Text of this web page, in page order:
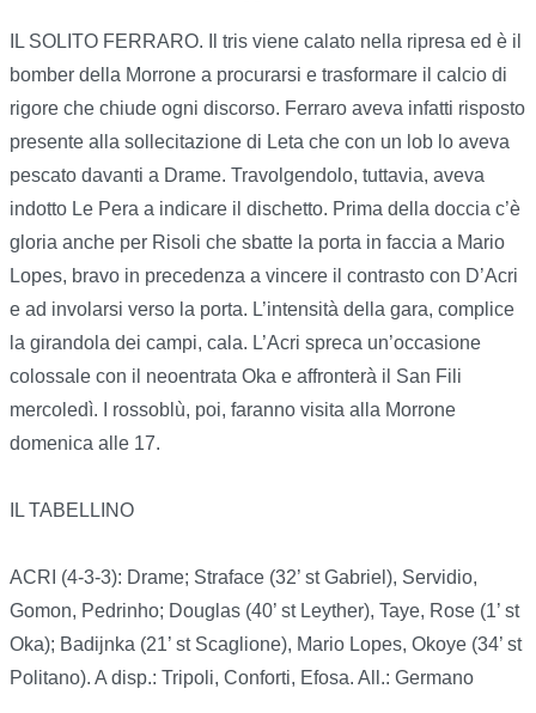
IL SOLITO FERRARO. Il tris viene calato nella ripresa ed è il
bomber della Morrone a procurarsi e trasformare il calcio di
rigore che chiude ogni discorso. Ferraro aveva infatti risposto
presente alla sollecitazione di Leta che con un lob lo aveva
pescato davanti a Drame. Travolgendolo, tuttavia, aveva
indotto Le Pera a indicare il dischetto. Prima della doccia c’è
gloria anche per Risoli che sbatte la porta in faccia a Mario
Lopes, bravo in precedenza a vincere il contrasto con D’Acri
e ad involarsi verso la porta. L’intensità della gara, complice
la girandola dei campi, cala. L’Acri spreca un’occasione
colossale con il neoentrata Oka e affronterà il San Fili
mercoledì. I rossoblù, poi, faranno visita alla Morrone
domenica alle 17.
IL TABELLINO
ACRI (4-3-3): Drame; Straface (32’ st Gabriel), Servidio,
Gomon, Pedrinho; Douglas (40’ st Leyther), Taye, Rose (1’ st
Oka); Badijnka (21’ st Scaglione), Mario Lopes, Okoye (34’ st
Politano). A disp.: Tripoli, Conforti, Efosa. All.: Germano